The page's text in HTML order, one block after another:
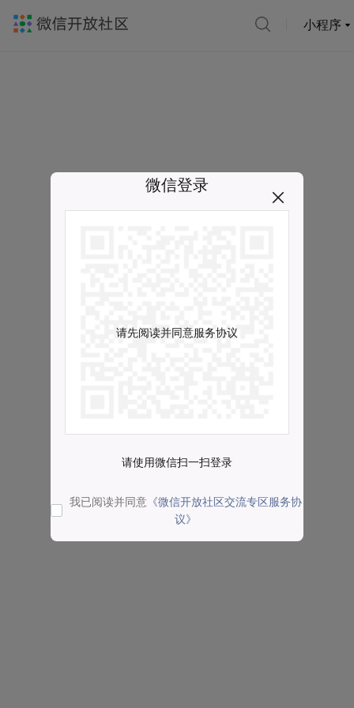
小程序
微信登录
请先阅读并同意服务协议
请使用微信扫一扫登录
我已阅读并同意 《微信开放社区交流专区服务协
议》